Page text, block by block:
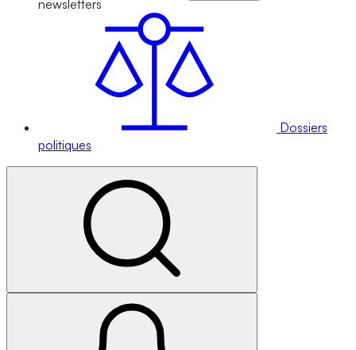
newsletters
Dossiers
politiques